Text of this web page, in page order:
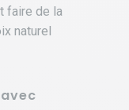
faire de la
naturel